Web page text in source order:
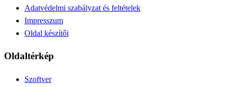
Adatvédelmi szabályzat és feltételek
Impresszum
Oldal készítői
Oldaltérkép
Szoftver